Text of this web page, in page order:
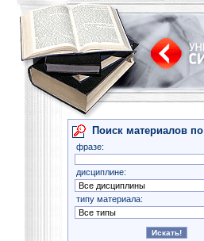
Поиск материалов по
фразе:
дисциплине:
типу материала: